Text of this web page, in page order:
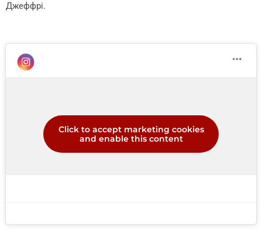
Джеффрі.
Click to accept marketing cookies
and enable this content